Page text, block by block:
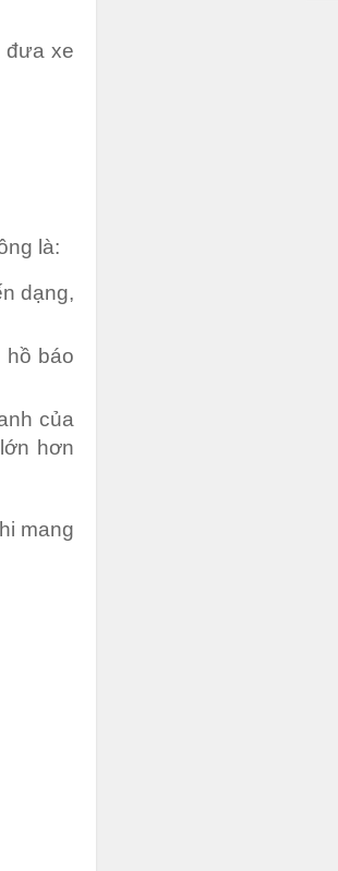
đưa xe
là:
dạng,
hồ báo
của
hơn
mang